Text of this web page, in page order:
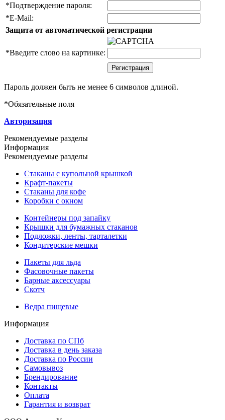
*Подтверждение пароля:
*E-Mail:
Защита от автоматической регистрации
*Введите слово на картинке:
Пароль должен быть не менее 6 символов длиной.
*Обязательные поля
Авторизация
Рекомендуемые разделы
Информация
Рекомендуемые разделы
Стаканы с купольной крышкой
Крафт-пакеты
Стаканы для кофе
Коробки с окном
Контейнеры под запайку
Крышки для бумажных стаканов
Подложки, ленты, тарталетки
Кондитерские мешки
Пакеты для льда
Фасовочные пакеты
Барные аксессуары
Скотч
Ведра пищевые
Информация
Доставка по СПб
Доставка в день заказа
Доставка по России
Самовывоз
Брендирование
Контакты
Оплата
Гарантия и возврат